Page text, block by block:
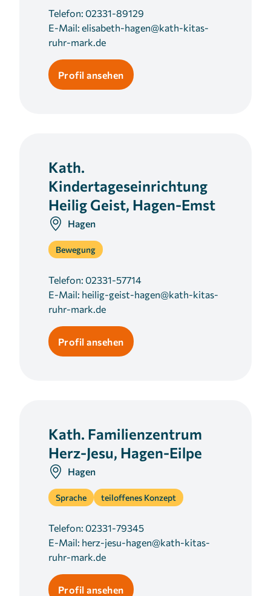
Telefon: 02331-89129
E-Mail: elisabeth-hagen@kath-kitas-
ruhr-mark.de
Profil ansehen
Kath.
Kindertageseinrichtung
Heilig Geist, Hagen-Emst
Hagen
Bewegung
Telefon: 02331-57714
E-Mail: heilig-geist-hagen@kath-kitas-
ruhr-mark.de
Profil ansehen
Kath. Familienzentrum
Herz-Jesu, Hagen-Eilpe
Hagen
Sprache teiloffenes Konzept
Telefon: 02331-79345
E-Mail: herz-jesu-hagen@kath-kitas-
ruhr-mark.de
Profil ansehen